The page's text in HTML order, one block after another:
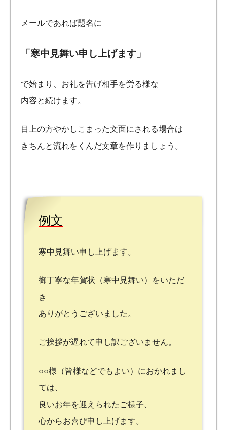
メールであれば題名に
「寒中見舞い申し上げます」
で始まり、お礼を告げ相手を労る様な
内容と続けます。
目上の方やかしこまった文面にされる場合は
きちんと流れをくんだ文章を作りましょう。
例文
寒中見舞い申し上げます。
御丁寧な年賀状（寒中見舞い）をいただ
き
ありがとうございました。
ご挨拶が遅れて申し訳ございません。
○○様（皆様などでもよい）におかれまし
ては、
良いお年を迎えられたご様子、
心からお喜び申し上げます。